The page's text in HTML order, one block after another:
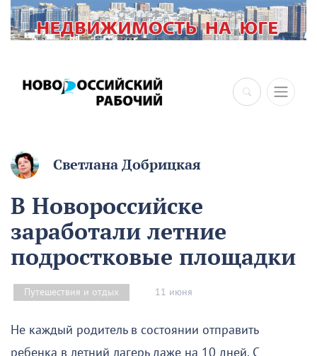
Светлана Добрицкая
В Новороссийске
заработали летние
подростковые площадки
Путешествия и отдых 11 июня
Не каждый родитель в состоянии отправить
ребенка в летний лагерь даже на 10 дней. С